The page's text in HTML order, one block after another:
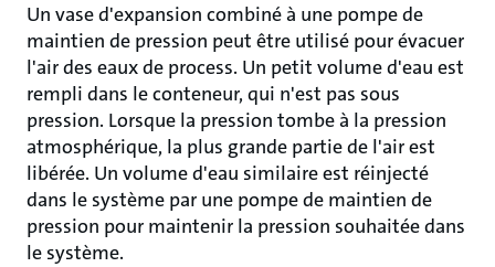
Un vase d'expansion combiné à une pompe de
maintien de pression peut être utilisé pour évacuer
l'air des eaux de process. Un petit volume d'eau est
rempli dans le conteneur, qui n'est pas sous
pression. Lorsque la pression tombe à la pression
atmosphérique, la plus grande partie de l'air est
libérée. Un volume d'eau similaire est réinjecté
dans le système par une pompe de maintien de
pression pour maintenir la pression souhaitée dans
le système.